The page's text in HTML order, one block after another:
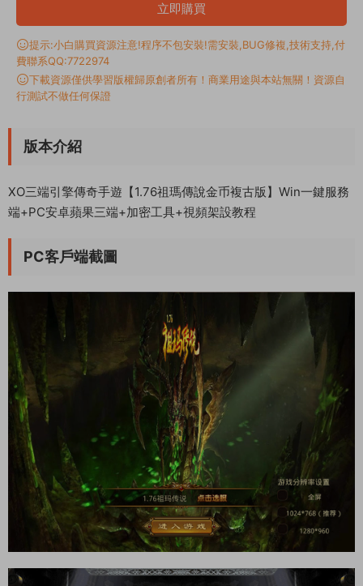
立即購買
提示:小白購買資源注意!程序不包安裝!需安裝,BUG修複,技術支持,付
費聯系QQ:7722974
下載資源僅供學習版權歸原創者所有！商業用途與本站無關！資源自
行測試不做任何保證
版本介紹
XO三端引擎傳奇手遊【1.76祖瑪傳說金币複古版】Win一鍵服務
端+PC安卓蘋果三端+加密工具+視頻架設教程
PC客戶端截圖